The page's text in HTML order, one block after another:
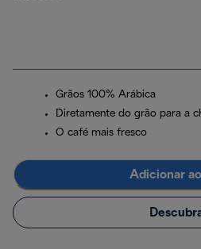
Grãos 100% Arábica
Diretamente do grão para a
O café mais fresco
Adicionar